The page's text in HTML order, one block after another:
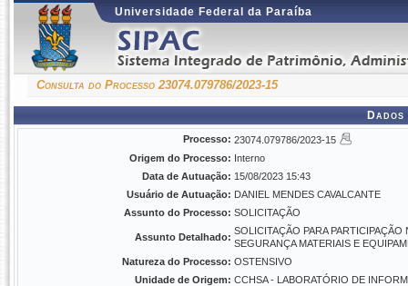
Universidade Federal da Paraíba
Consulta do Processo 23074.079786/2023-15
Processo: 23074.079786/2023-15
Origem do Processo: Interno
Data de Autuação: 15/08/2023 15:43
Usuário de Autuação: DANIEL MENDES CAVALCANTE
Assunto do Processo: SOLICITAÇÃO
Assunto Detalhado:
SOLICITAÇÃO PARA
SEGURANÇA MATERIAIS E
Natureza do Processo: OSTENSIVO
Unidade de Origem: CCHSA - LABORATÓRIO DE